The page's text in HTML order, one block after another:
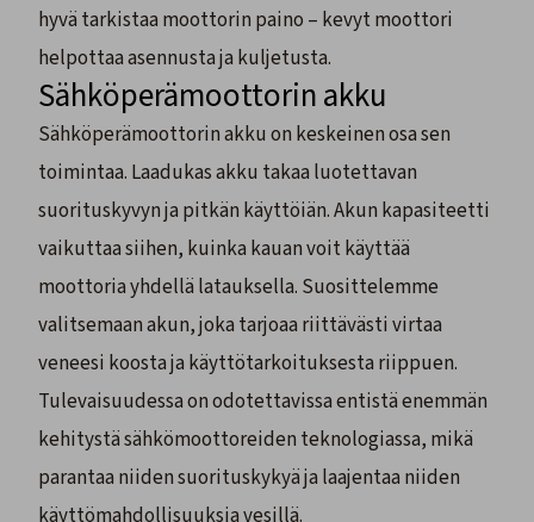
hyvä tarkistaa moottorin paino – kevyt moottori
helpottaa asennusta ja kuljetusta.
Sähköperämoottorin akku
Sähköperämoottorin akku on keskeinen osa sen
toimintaa. Laadukas akku takaa luotettavan
suorituskyvyn ja pitkän käyttöiän. Akun kapasiteetti
vaikuttaa siihen, kuinka kauan voit käyttää
moottoria yhdellä latauksella. Suosittelemme
valitsemaan akun, joka tarjoaa riittävästi virtaa
veneesi koosta ja käyttötarkoituksesta riippuen.
Tulevaisuudessa on odotettavissa entistä enemmän
kehitystä sähkömoottoreiden teknologiassa, mikä
parantaa niiden suorituskykyä ja laajentaa niiden